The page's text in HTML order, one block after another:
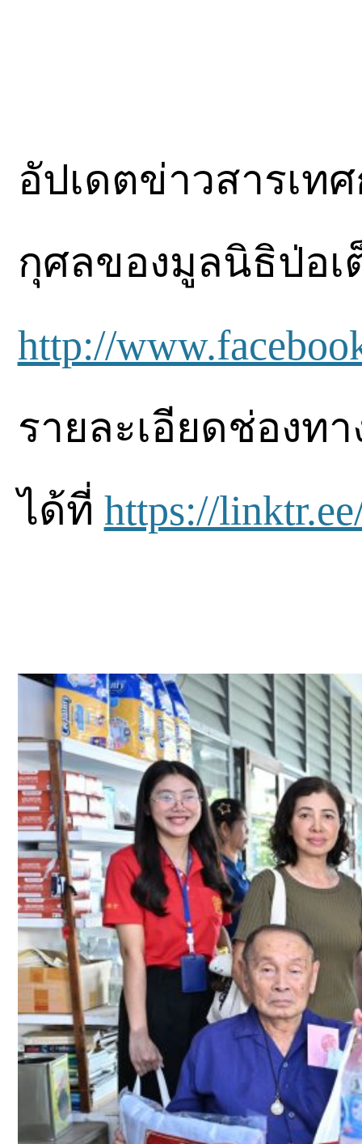
อัปเดตข่าวสารเท
กุศลของมูลนิธิป่อเ
http://
รายละเอียดช่องท
ได้ที่ https://